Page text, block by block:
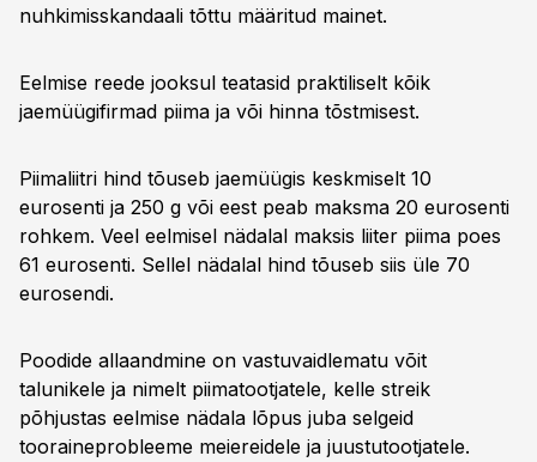
nuhkimisskandaali tõttu määritud mainet.
Eelmise reede jooksul teatasid praktiliselt kõik
jaemüügifirmad piima ja või hinna tõstmisest.
Piimaliitri hind tõuseb jaemüügis keskmiselt 10
eurosenti ja 250 g või eest peab maksma 20 eurosenti
rohkem. Veel eelmisel nädalal maksis liiter piima poes
61 eurosenti. Sellel nädalal hind tõuseb siis üle 70
eurosendi.
Poodide allaandmine on vastuvaidlematu võit
talunikele ja nimelt piimatootjatele, kelle streik
põhjustas eelmise nädala lõpus juba selgeid
tooraineprobleeme meiereidele ja juustutootjatele.